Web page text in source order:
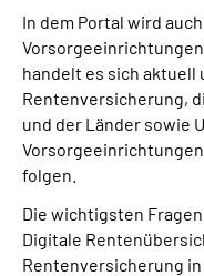
In dem Portal wird
handelt es sich aktuell
Rentenversicherung,
und der Länder sowie
folgen.
Die wichtigsten
Digitale
Rentenversicherung